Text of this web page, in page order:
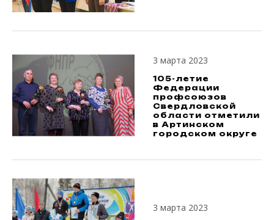
3 марта 2023
105-летие
Федерации
профсоюзов
Свердловской
области отметили
в Артинском
городском округе
3 марта 2023